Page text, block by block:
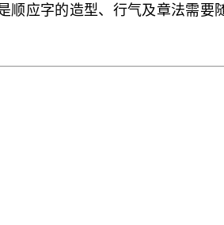
顺应字的造型、行气及章法需要